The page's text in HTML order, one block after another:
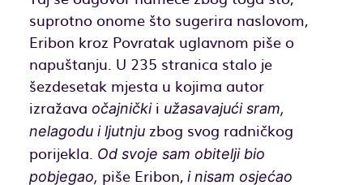
suprotno onome što sugerira naslovom,
Eribon kroz Povratak uglavnom piše o
napuštanju. U 235 stranica stalo je
šezdesetak mjesta u kojima autor
izražava očajničkii užasavajući sram,
nelagodu i ljutnjuzbog svog radničkog
porijekla. Od svoje sam obitelji bio
pobjegao, piše Eribon,i nisam osjećao